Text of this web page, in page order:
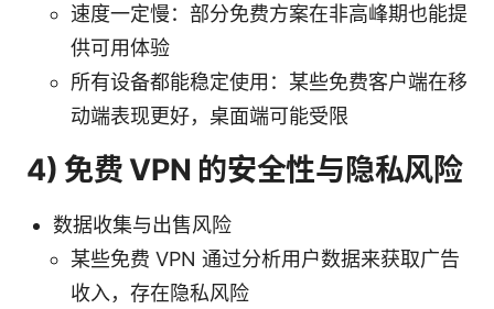
速度一定慢：部分免费方案在非高峰期也能提
供可用体验
所有设备都能稳定使用：某些免费客户端在移
动端表现更好，桌面端可能受限
4) 免费 VPN 的安全性与隐私风险
数据收集与出售风险
某些免费 VPN 通过分析用户数据来获取广告
收入，存在隐私风险